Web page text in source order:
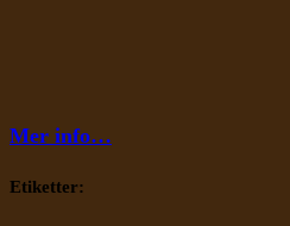
Mer info…
Etiketter: